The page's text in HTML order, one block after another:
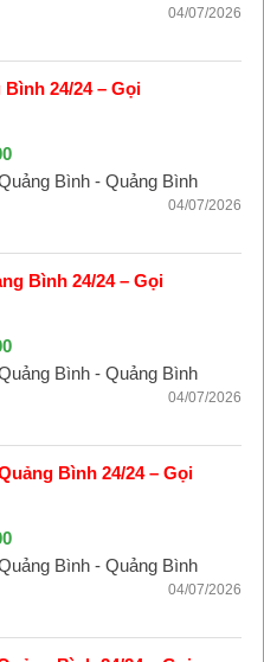
04/07/2026
24/24 – Gọi
Bình - Quảng Bình
04/07/2026
Bình 24/24 – Gọi
Bình - Quảng Bình
04/07/2026
Bình 24/24 – Gọi
Bình - Quảng Bình
04/07/2026